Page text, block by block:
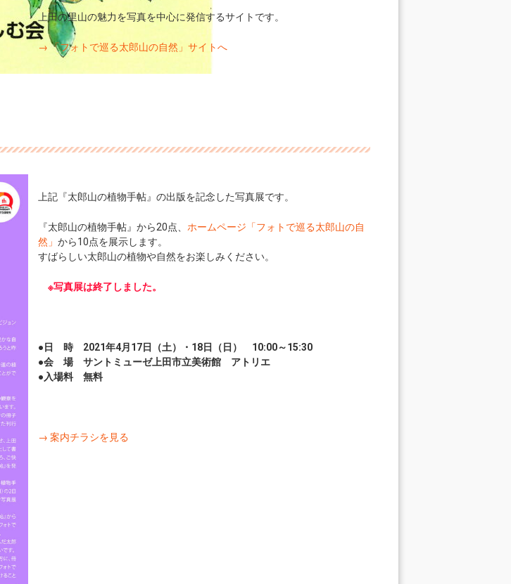
上田の里山の魅力を写真を中心に発信するサイトです。
→ 「フォトで巡る太郎山の自然」サイトへ
上記『太郎山の植物手帖』の出版を記念した写真展です。
『太郎山の植物手帖』から20点、 ホームページ「フォトで巡る太郎山の自
然」 から10点を展示します。
すばらしい太郎山の植物や自然をお楽しみください。
※写真展は終了しました。
●日 時 2021年4月17日（土）・18日（日） 10:00～15:30
●会 場 サントミューゼ上田市立美術館 アトリエ
●入場料 無料
→ 案内チラシを見る